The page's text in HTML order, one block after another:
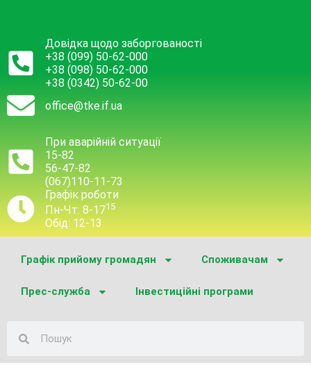
Довідка щодо заборгованості
+38 (099) 50-62-000
+38 (098) 50-62-000
+38 (0342) 50-62-00
office@tke.if.ua
При аварійній ситуації
15-82
56-47-82
(067)110-11-73
Графік роботи
Пн-Чт: 8-1715
Обід: 12-13
Графік прийому громадян Споживачам
Прес-служба Інвестиційні програми